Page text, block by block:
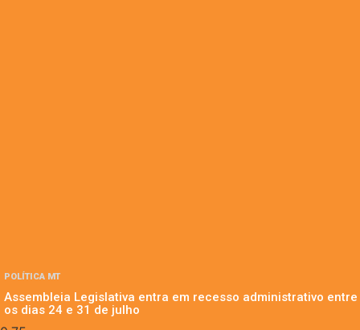
POLÍTICA MT
Assembleia Legislativa entra em recesso administrativo entre
os dias 24 e 31 de julho